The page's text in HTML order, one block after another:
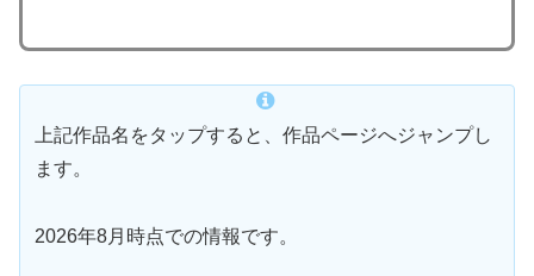
上記作品名をタップすると、作品ページへジャンプし
ます。
2026年8月時点での情報です。